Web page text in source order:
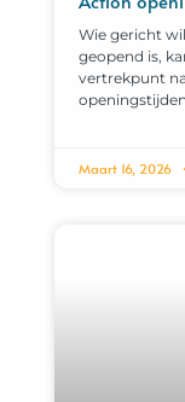
Wie gericht
geopend is,
vertrekpunt
Maart 16, 2026